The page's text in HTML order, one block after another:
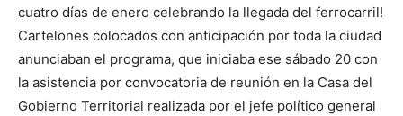
cuatro días de enero celebrando la llegada del ferrocarril!
Cartelones colocados con anticipación por toda la ciudad
anunciaban el programa, que iniciaba ese sábado 20 con
la asistencia por convocatoria de reunión en la Casa del
Gobierno Territorial realizada por el jefe político general